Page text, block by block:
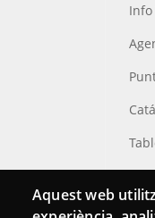
Info
Aquest web